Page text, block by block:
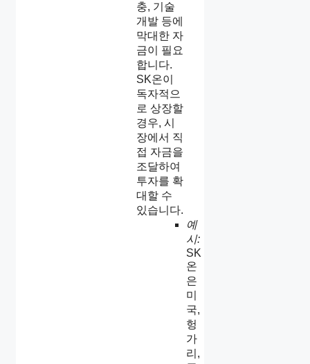
충, 기술
개발 등에
막대한 자
금이 필요
합니다.
SK온이
독자적으
로 상장할
경우, 시
장에서 직
접 자금을
조달하여
투자를 확
대할 수
있습니다.
예
시:
SK
온
은
미
국,
헝
가
리,